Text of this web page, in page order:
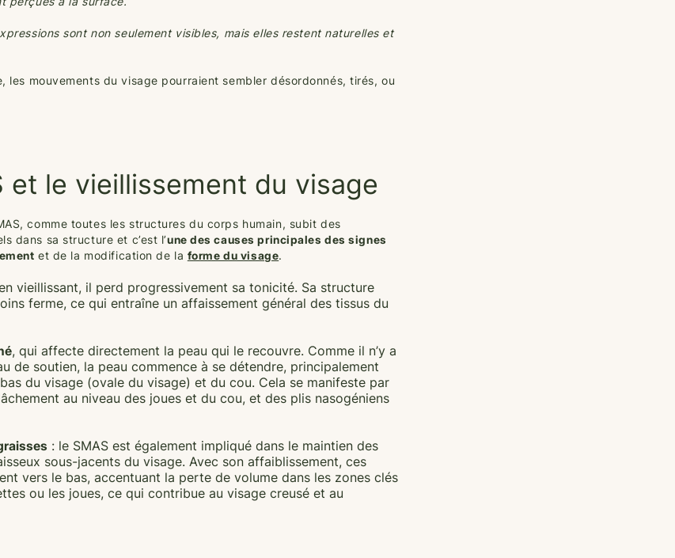
sont non seulement visibles, mais elles restent naturelles et
les mouvements du visage pourraient sembler désordonnés, tirés, ou
et le vieillissement du visage
comme toutes les structures du corps humain, subit des
dans sa structure et c’est l’une des causes principales des signes
et de la modification de la forme du visage.
vieillissant, il perd progressivement sa tonicité. Sa structure
ferme, ce qui entraîne un affaissement général des tissus du
, qui affecte directement la peau qui le recouvre. Comme il n’y a
de soutien, la peau commence à se détendre, principalement
du visage (ovale du visage) et du cou. Cela se manifeste par
au niveau des joues et du cou, et des plis nasogéniens
: le SMAS est également impliqué dans le maintien des
sous-jacents du visage. Avec son affaiblissement, ces
vers le bas, accentuant la perte de volume dans les zones clés
ou les joues, ce qui contribue au visage creusé et au